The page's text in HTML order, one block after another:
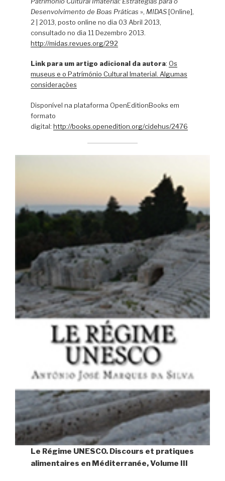
Desenvolvimento de Boas Práticas », MIDAS[Online],
2 | 2013, posto online no dia 03 Abril 2013,
consultado no dia 11 Dezembro 2013.
http://midas.revues.org/292
Link para um artigo adicional da autora:Os
museus e o Patrímónio Cultural Imaterial. Algumas
considerações
Disponível na plataforma OpenEditionBooks em
formato
digital:http://books.openedition.org/cidehus/2476
Le Régime UNESCO. Discours et pratiques
alimentaires en Méditerranée, Volume III